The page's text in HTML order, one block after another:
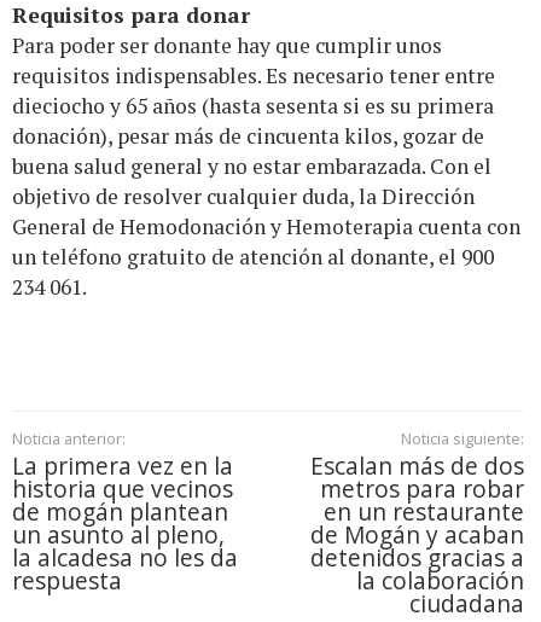
Requisitos para donar
Para poder ser donante hay que cumplir unos
requisitos indispensables. Es necesario tener entre
dieciocho y 65 años (hasta sesenta si es su primera
donación), pesar más de cincuenta kilos, gozar de
buena salud general y no estar embarazada. Con el
objetivo de resolver cualquier duda, la Dirección
General de Hemodonación y Hemoterapia cuenta con
un teléfono gratuito de atención al donante, el 900
234 061.
Noticia anterior:
La primera vez en la
historia que vecinos
de mogán plantean
un asunto al pleno,
la alcadesa no les da
respuesta
Noticia siguiente:
Escalan más de dos
metros para robar
en un restaurante
de Mogán y acaban
detenidos gracias a
la colaboración
ciudadana